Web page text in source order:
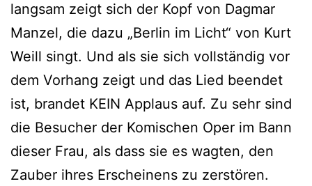
langsam zeigt sich der Kopf von Dagmar
Manzel, die dazu „Berlin im Licht“ von Kurt
Weill singt. Und als sie sich vollständig vor
dem Vorhang zeigt und das Lied beendet
ist, brandet KEIN Applaus auf. Zu sehr sind
die Besucher der Komischen Oper im Bann
dieser Frau, als dass sie es wagten, den
Zauber ihres Erscheinens zu zerstören.